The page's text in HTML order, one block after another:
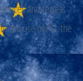
and repeat
the use of ALL the